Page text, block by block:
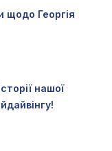
щодо Георгія
нашої